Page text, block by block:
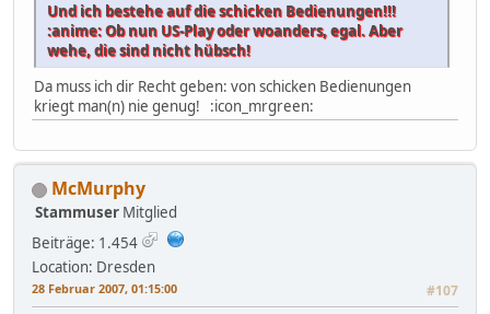
Und ich bestehe auf die schicken Bedienungen!!!
:anime: Ob nun US-Play oder woanders, egal. Aber
wehe, die sind nicht hübsch!
Da muss ich dir Recht geben: von schicken Bedienungen
kriegt man(n) nie genug! :icon_mrgreen:
McMurphy
Stammuser Mitglied
Beiträge: 1.454
Location: Dresden
28 Februar 2007, 01:15:00 #107